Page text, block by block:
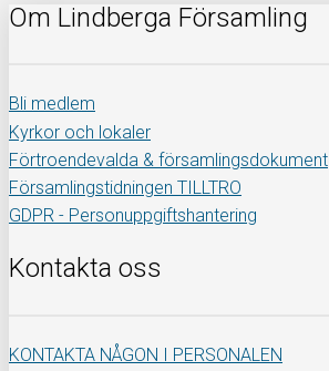
Om Lindberga Församling
Bli medlem
Kyrkor och lokaler
Förtroendevalda & församlingsdokument
Församlingstidningen TILLTRO
GDPR - Personuppgiftshantering
Kontakta oss
KONTAKTA NÅGON I PERSONALEN